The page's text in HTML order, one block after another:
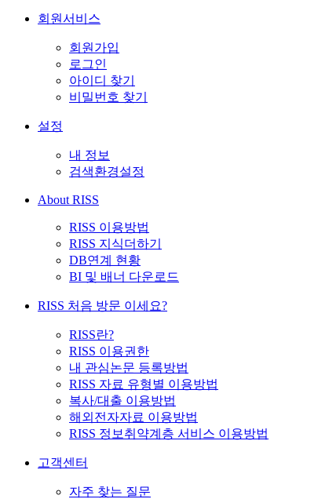
회원서비스
회원가입
로그인
아이디 찾기
비밀번호 찾기
설정
내 정보
검색환경설정
About RISS
RISS 이용방법
RISS 지식더하기
DB연계 현황
BI 및 배너 다운로드
RISS 처음 방문 이세요?
RISS란?
RISS 이용권한
내 관심논문 등록방법
RISS 자료 유형별 이용방법
복사/대출 이용방법
해외전자자료 이용방법
RISS 정보취약계층 서비스 이용방법
고객센터
자주 찾는 질문